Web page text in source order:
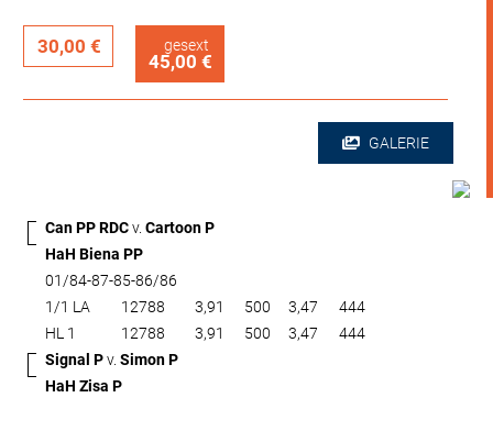
30,00 € gesext
45,00 €
GALERIE
Can PP RDCv. Cartoon P
HaH Biena PP
01/84-87-85-86/86
1/1 LA
12788 3,91 500 3,47
444
HL 1
12788 3,91 500 3,47
444
Signal Pv. Simon P
HaH Zisa P